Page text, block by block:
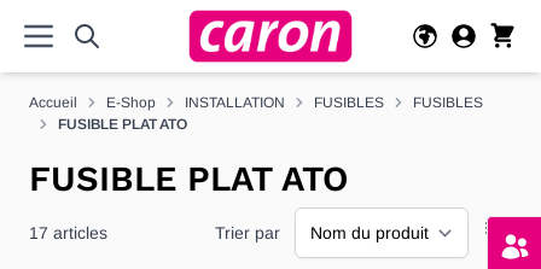
Accueil E-Shop INSTALLATION FUSIBLES
FUSIBLES
FUSIBLE PLAT ATO
FUSIBLE PLAT ATO
17 articles Trier par